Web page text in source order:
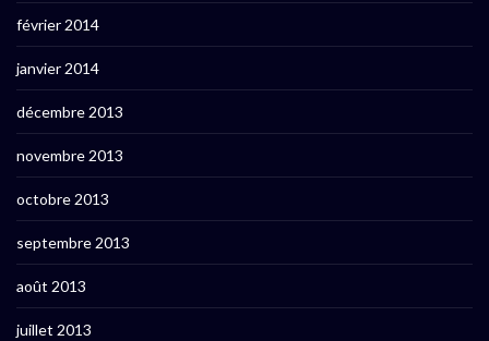
février 2014
janvier 2014
décembre 2013
novembre 2013
octobre 2013
septembre 2013
août 2013
juillet 2013